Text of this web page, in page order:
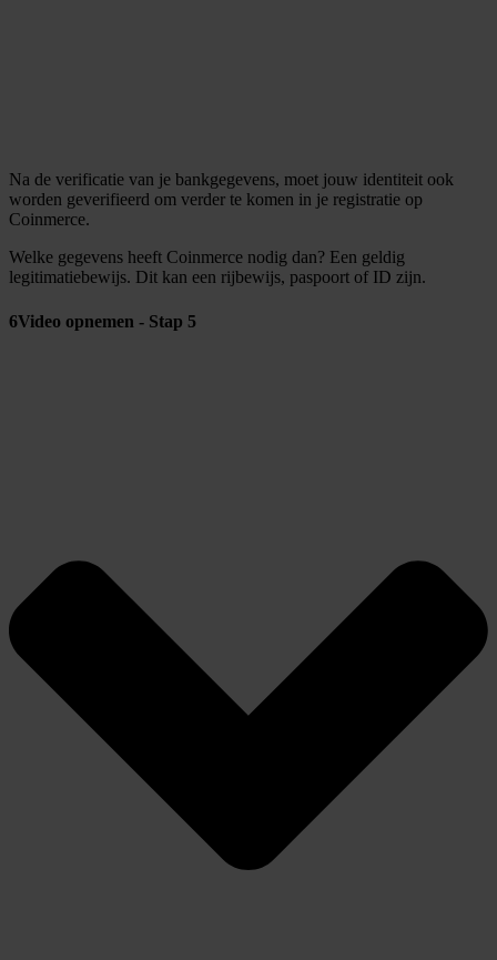
Na de verificatie van je bankgegevens, moet jouw identiteit ook
worden geverifieerd om verder te komen in je registratie op
Coinmerce.
Welke gegevens heeft Coinmerce nodig dan? Een geldig
legitimatiebewijs. Dit kan een rijbewijs, paspoort of ID zijn.
6Video opnemen - Stap 5